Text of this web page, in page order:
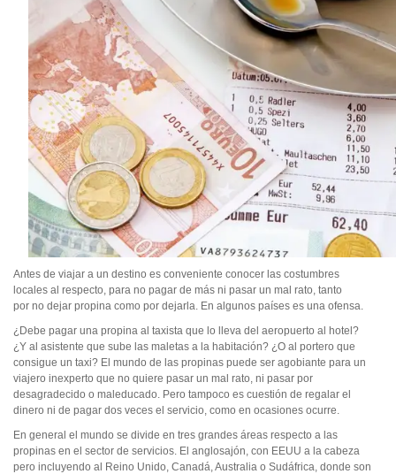
Antes de viajar a un destino es conveniente conocer las costumbres
locales al respecto, para no pagar de más ni pasar un mal rato, tanto
por no dejar propina como por dejarla. En algunos países es una ofensa.
¿Debe pagar una propina al taxista que lo lleva del aeropuerto al hotel?
¿Y al asistente que sube las maletas a la habitación? ¿O al portero que
consigue un taxi? El mundo de las propinas puede ser agobiante para un
viajero inexperto que no quiere pasar un mal rato, ni pasar por
desagradecido o maleducado. Pero tampoco es cuestión de regalar el
dinero ni de pagar dos veces el servicio, como en ocasiones ocurre.
En general el mundo se divide en tres grandes áreas respecto a las
propinas en el sector de servicios. El anglosajón, con EEUU a la cabeza
pero incluyendo al Reino Unido, Canadá, Australia o Sudáfrica, donde son